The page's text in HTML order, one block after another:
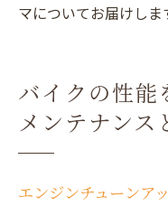
マについてお届けしま
バイクの性能
メンテナンス
エンジンチューンア